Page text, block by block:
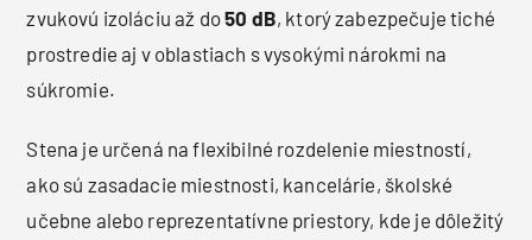
zvukovú izoláciu až do50 dB, ktorý zabezpečuje tiché
prostredie aj v oblastiach s vysokými nárokmi na
súkromie.
Stena je určená na flexibilné rozdelenie miestností,
ako sú zasadacie miestnosti, kancelárie, školské
učebne alebo reprezentatívne priestory, kde je dôležitý